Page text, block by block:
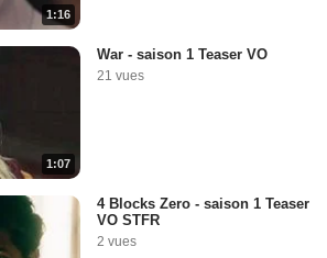
1:16
1:07
War - saison 1 Teaser VO
21 vues
4 Blocks Zero - saison 1 Teaser
VO STFR
2 vues